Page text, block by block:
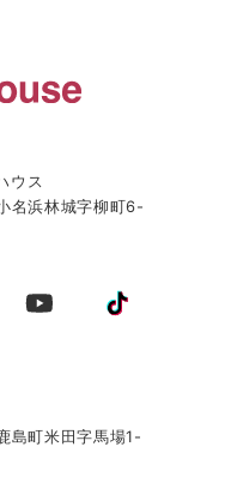
ウス
名浜林城字柳町6-
町米田字馬場1-